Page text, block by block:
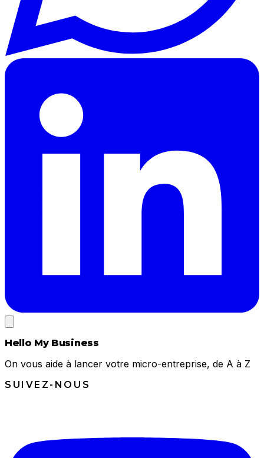
Hello My Business
On vous aide à lancer votre micro-entreprise, de A à Z
SUIVEZ-NOUS